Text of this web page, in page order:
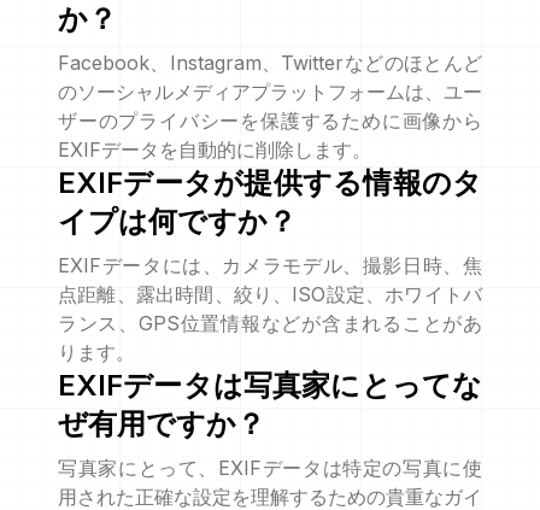
か？
Facebook、Instagram、Twitterなどのほとんど
のソーシャルメディアプラットフォームは、ユー
ザーのプライバシーを保護するために画像から
EXIFデータを自動的に削除します。
EXIFデータが提供する情報のタ
イプは何ですか？
EXIFデータには、カメラモデル、撮影日時、焦
点距離、露出時間、絞り、ISO設定、ホワイトバ
ランス、GPS位置情報などが含まれることがあ
ります。
EXIFデータは写真家にとってな
ぜ有用ですか？
写真家にとって、EXIFデータは特定の写真に使
用された正確な設定を理解するための貴重なガイ